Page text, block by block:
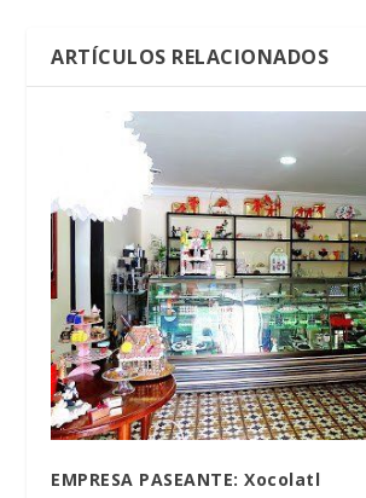
ARTÍCULOS RELACIONADOS
EMPRESA PASEANTE: Xocolatl